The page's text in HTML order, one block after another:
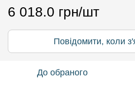
6 018.0 грн/шт
Повідомити, коли
До обраного